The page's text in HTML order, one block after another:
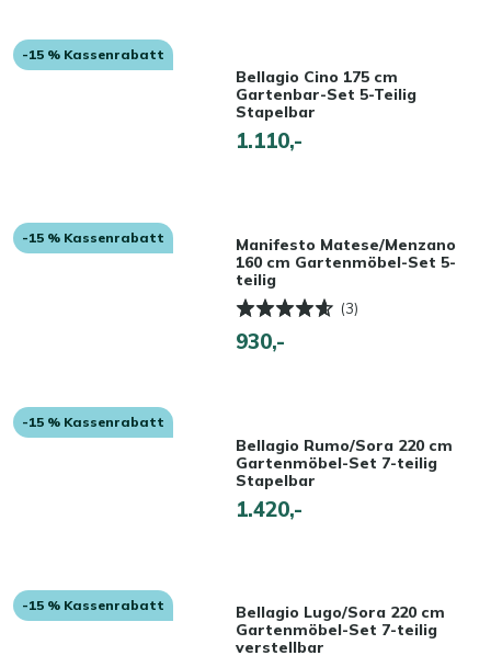
-15 % Kassenrabatt
Bellagio Cino 175 cm
Gartenbar-Set 5-Teilig
Stapelbar
1.110,-
-15 % Kassenrabatt
Manifesto Matese/Menzano
160 cm Gartenmöbel-Set 5-
teilig
(3)
930,-
-15 % Kassenrabatt
Bellagio Rumo/Sora 220 cm
Gartenmöbel-Set 7-teilig
Stapelbar
1.420,-
-15 % Kassenrabatt
Bellagio Lugo/Sora 220 cm
Gartenmöbel-Set 7-teilig
verstellbar